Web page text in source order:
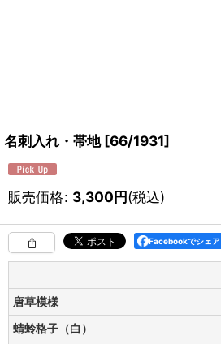
名刺入れ・帯地 [66/1931]
販売価格: 3,300円(税込)
Facebookでシェア
唐草模様
蜻蛉格子（白）